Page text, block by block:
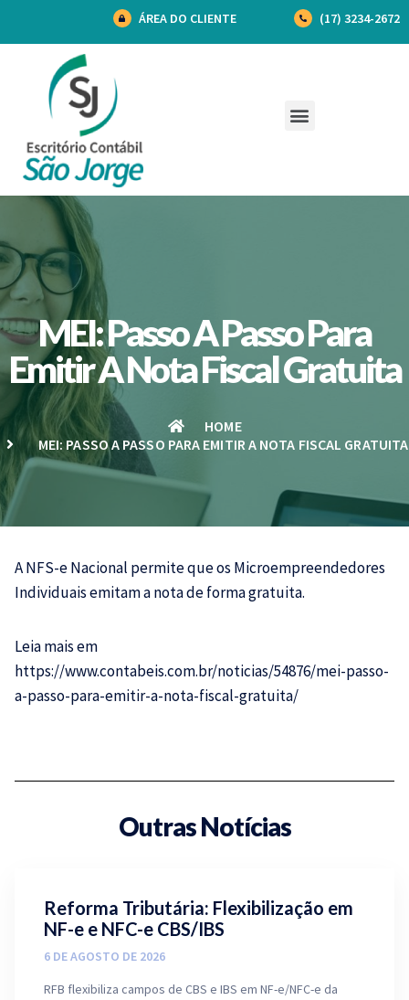
ÁREA DO CLIENTE (17) 3234-2672
MEI: Passo A Passo Para
Emitir A Nota Fiscal Gratuita
HOME
MEI: PASSO A PASSO PARA EMITIR A NOTA FISCAL GRATUITA
A NFS-e Nacional permite que os Microempreendedores
Individuais emitam a nota de forma gratuita.
Leia mais em
https://www.contabeis.com.br/noticias/54876/mei-passo-
a-passo-para-emitir-a-nota-fiscal-gratuita/
Outras Notícias
Reforma Tributária: Flexibilização em
NF-e e NFC-e CBS/IBS
6 DE AGOSTO DE 2026
RFB flexibiliza campos de CBS e IBS em NF-e/NFC-e da